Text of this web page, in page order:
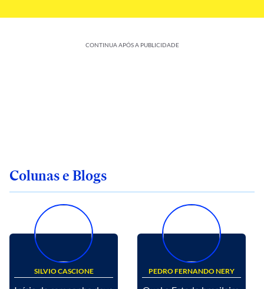
CONTINUA APÓS A PUBLICIDADE
Colunas e Blogs
SILVIO CASCIONE PEDRO FERNANDO NERY